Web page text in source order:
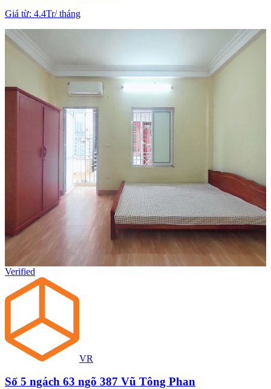
Giá từ: 4.4Tr/tháng
Verified
VR
Số 5 ngách 63 ngõ 387 Vũ Tông Phan